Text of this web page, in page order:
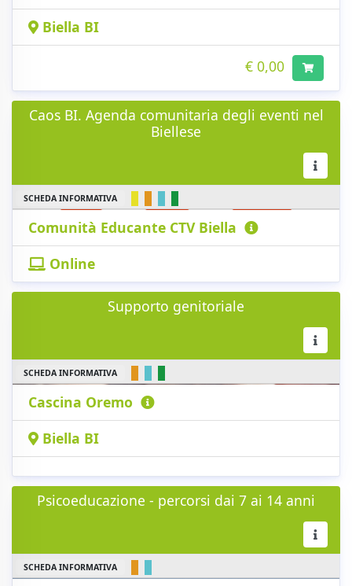
Biella BI
€ 0,00
Caos BI. Agenda comunitaria degli eventi nel
Biellese
SCHEDA INFORMATIVA
Comunità Educante CTV Biella
Online
Supporto genitoriale
SCHEDA INFORMATIVA
Cascina Oremo
Biella BI
Psicoeducazione - percorsi dai 7 ai 14 anni
SCHEDA INFORMATIVA